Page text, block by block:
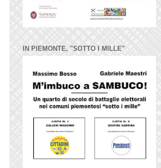
IN PIEMONTE, "SOTTO I MILLE"